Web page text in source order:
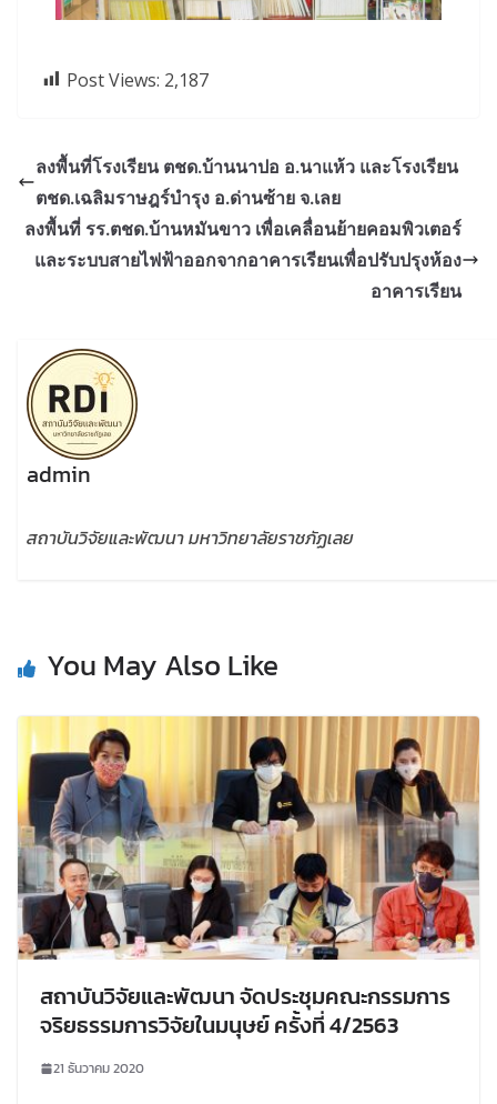
Post Views: 2,187
ลงพื้นที่โรงเรียน ตชด.บ้านนาปอ อ.นาแห้ว และโรงเรียน
ตชด.เฉลิมราษฎร์บำรุง อ.ด่านซ้าย จ.เลย
ลงพื้นที่ รร.ตชด.บ้านหมันขาว เพื่อเคลื่อนย้ายคอมพิวเตอร์
และระบบสายไฟฟ้าออกจากอาคารเรียนเพื่อปรับปรุงห้อง
อาคารเรียน
admin
สถาบันวิจัยและพัฒนา มหาวิทยาลัยราชภัฏเลย
You May Also Like
สถาบันวิจัยและพัฒนา จัดประชุมคณะกรรมการ
จริยธรรมการวิจัยในมนุษย์ ครั้งที่ 4/2563
21 ธันวาคม 2020